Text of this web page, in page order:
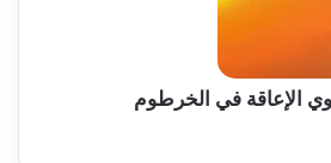
الإعاقة في الخرطوم